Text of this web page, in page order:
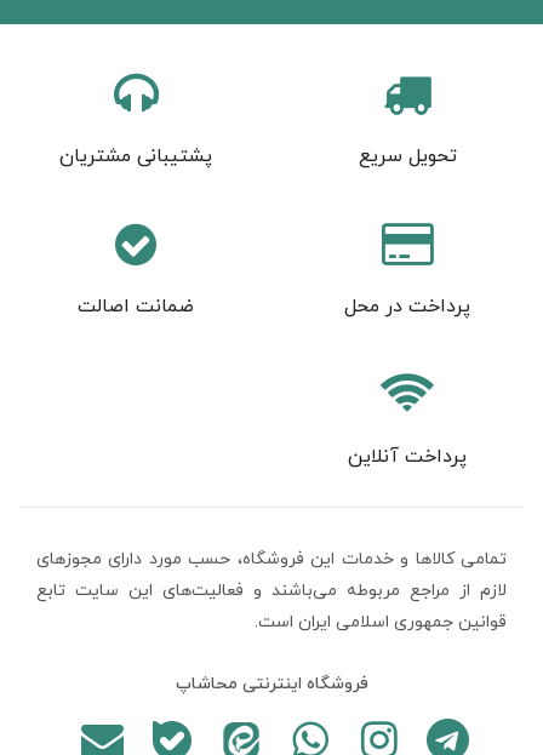
تحویل سریع پشتیبانی مشتریان
پرداخت در محل ضمانت اصالت
پرداخت آنلاین
تمامی كالاها و خدمات اين فروشگاه، حسب مورد دارای مجوزهای
لازم از مراجع مربوطه می‌باشند و فعاليت‌های اين سايت تابع
قوانين جمهوری اسلامی ایران است.
فروشگاه اینترنتی محاشاپ